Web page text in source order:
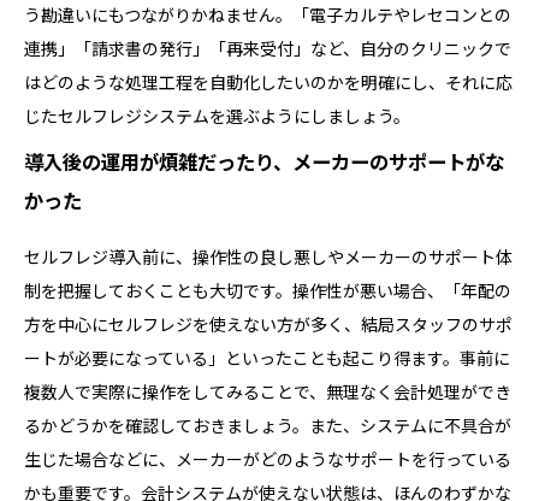
う勘違いにもつながりかねません。「電子カルテやレセコンとの
連携」「請求書の発行」「再来受付」など、自分のクリニックで
はどのような処理工程を自動化したいのかを明確にし、それに応
じたセルフレジシステムを選ぶようにしましょう。
導入後の運用が煩雑だったり、メーカーのサポートがな
かった
セルフレジ導入前に、操作性の良し悪しやメーカーのサポート体
制を把握しておくことも大切です。操作性が悪い場合、「年配の
方を中心にセルフレジを使えない方が多く、結局スタッフのサポ
ートが必要になっている」といったことも起こり得ます。事前に
複数人で実際に操作をしてみることで、無理なく会計処理ができ
るかどうかを確認しておきましょう。また、システムに不具合が
生じた場合などに、メーカーがどのようなサポートを行っている
かも重要です。会計システムが使えない状態は、ほんのわずかな